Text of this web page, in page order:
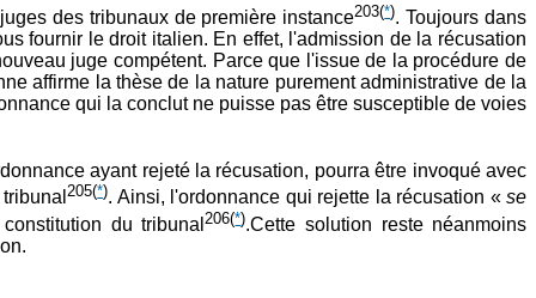
des tribunaux de première instance203(*). Toujours dans
fournir le droit italien. En effet, l'admission de la récusation
juge compétent. Parce que l'issue de la procédure de
affirme la thèse de la nature purement administrative de la
qui la conclut ne puisse pas être susceptible de voies
ayant rejeté la récusation, pourra être invoqué avec
tribunal205(*). Ainsi, l'ordonnance qui rejette la récusation «se
du tribunal206(*).Cette solution reste néanmoins